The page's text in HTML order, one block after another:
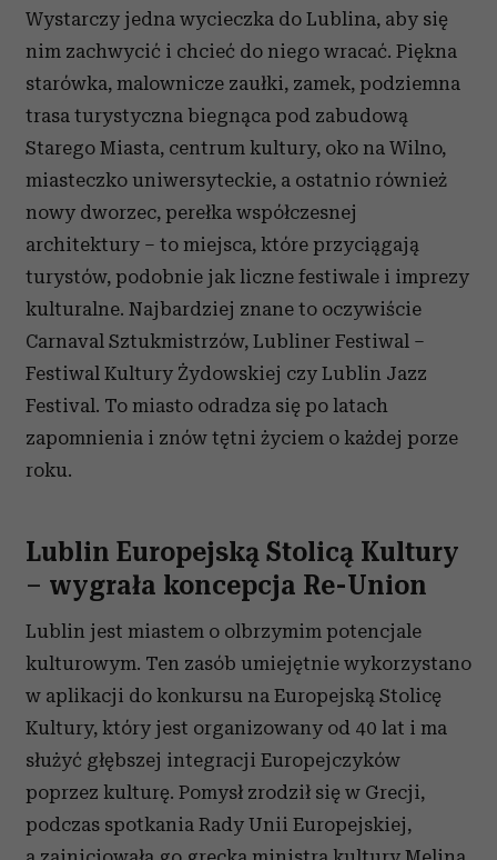
Wystarczy jedna wycieczka do Lublina, aby się
nim zachwycić i chcieć do niego wracać. Piękna
starówka, malownicze zaułki, zamek, podziemna
trasa turystyczna biegnąca pod zabudową
Starego Miasta, centrum kultury, oko na Wilno,
miasteczko uniwersyteckie, a ostatnio również
nowy dworzec, perełka współczesnej
architektury – to miejsca, które przyciągają
turystów, podobnie jak liczne festiwale i imprezy
kulturalne. Najbardziej znane to oczywiście
Carnaval Sztukmistrzów, Lubliner Festiwal –
Festiwal Kultury Żydowskiej czy Lublin Jazz
Festival. To miasto odradza się po latach
zapomnienia i znów tętni życiem o każdej porze
roku.
Lublin Europejską Stolicą Kultury
– wygrała koncepcja Re-Union
Lublin jest miastem o olbrzymim potencjale
kulturowym. Ten zasób umiejętnie wykorzystano
w aplikacji do konkursu na Europejską Stolicę
Kultury, który jest organizowany od 40 lat i ma
służyć głębszej integracji Europejczyków
poprzez kulturę. Pomysł zrodził się w Grecji,
podczas spotkania Rady Unii Europejskiej,